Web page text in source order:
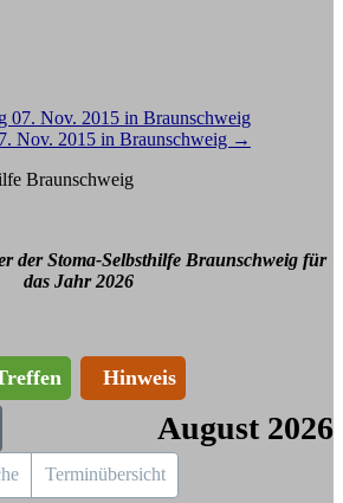
07. Nov. 2015 in Braunschweig
Nov. 2015 in Braunschweig →
der Stoma-Selbsthilfe Braunschweig für
das Jahr 2026
Hinweis
August 2026
Terminübersicht